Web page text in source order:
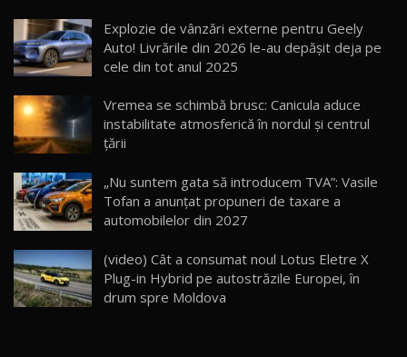
16
AutoBlogMD
13:10
17
30:08
Noul Geely EX5 EM-i care a cucerit Moldova
AutoBlog.MD
23:36
20
Noul ZEEKR 7X / Test Drive AutoBlog.MD
29:08
Explozie de vânzări externe pentru Geely
Auto! Livrările din 2026 le-au depășit deja pe
cele din tot anul 2025
Vremea se schimbă brusc: Canicula aduce
instabilitate atmosferică în nordul și centrul
țării
„Nu suntem gata să introducem TVA”: Vasile
Tofan a anunțat propuneri de taxare a
automobilelor din 2027
(video) Cât a consumat noul Lotus Eletre X
Plug-in Hybrid pe autostrăzile Europei, în
drum spre Moldova